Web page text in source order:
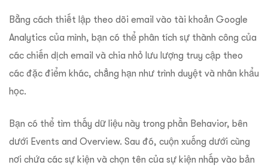
Bằng cách thiết lập theo dõi email vào tài khoản Google
Analytics của mình, bạn có thể phân tích sự thành công của
các chiến dịch email và chia nhỏ lưu lượng truy cập theo
các đặc điểm khác, chẳng hạn như trình duyệt và nhân khẩu
học.
Bạn có thể tìm thấy dữ liệu này trong phần Behavior, bên
dưới Events and Overview. Sau đó, cuộn xuống dưới cùng
nơi chứa các sự kiện và chọn tên của sự kiện nhấp vào bản